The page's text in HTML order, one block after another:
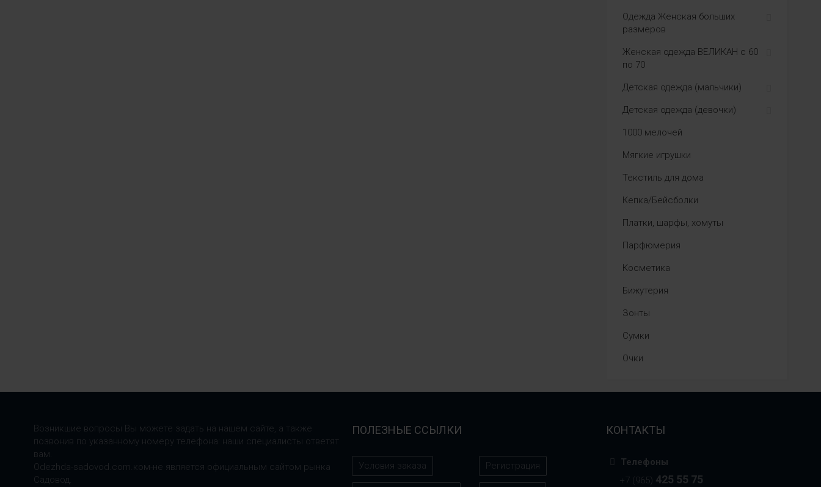
Одежда Женская больших
размеров
Женская одежда ВЕЛИКАН с 60
по 70
Детская одежда (мальчики)
Детская одежда (девочки)
1000 мелочей
Мягкие игрушки
Текстиль для дома
Кепка/Бейсболки
Платки, шарфы, хомуты
Парфюмерия
Косметика
Бижутерия
Зонты
Сумки
Очки
Возникшие вопросы Вы можете задать на нашем сайте, а также
позвонив по указанному номеру телефона: наши специалисты ответят
вам.
Odezhda-sadovod.com.ком-не является официальным сайтом рынка
Садовод.
ПОЛЕЗНЫЕ ССЫЛКИ
Условия заказа Регистрация
КОНТАКТЫ
Телефоны
+7 (965) 425 55 75